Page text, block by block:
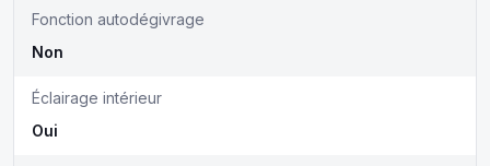
Fonction autodégivrage
Non
Éclairage intérieur
Oui